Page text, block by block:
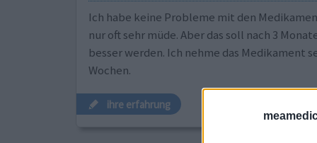
Ich habe keine Probleme mit den
nur oft sehr müde. Aber das soll nach 3
besser werden. Ich nehme das Medikament
Wochen.
ihre erfahrung